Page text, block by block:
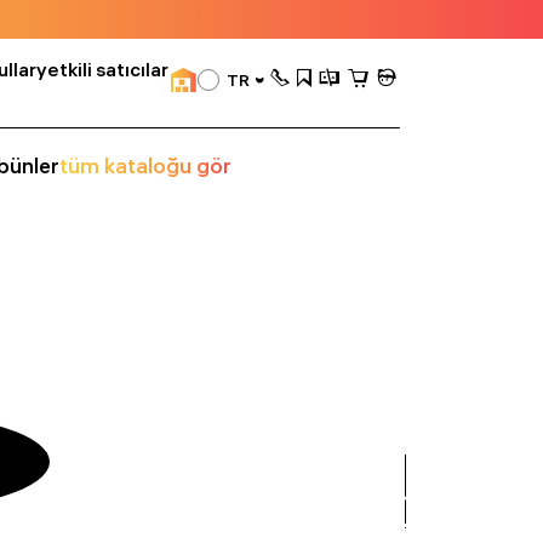
yetkili satıcılar
TR
tüm kataloğu gör
tümü
gör